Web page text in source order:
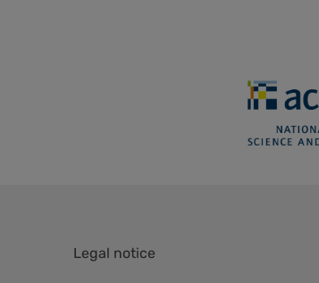
navigation
Legal notice